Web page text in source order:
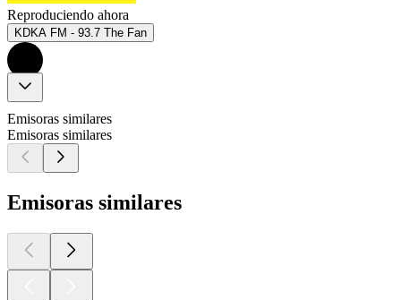
Reproduciendo ahora
KDKA FM - 93.7 The Fan
Emisoras similares
Emisoras similares
Emisoras similares